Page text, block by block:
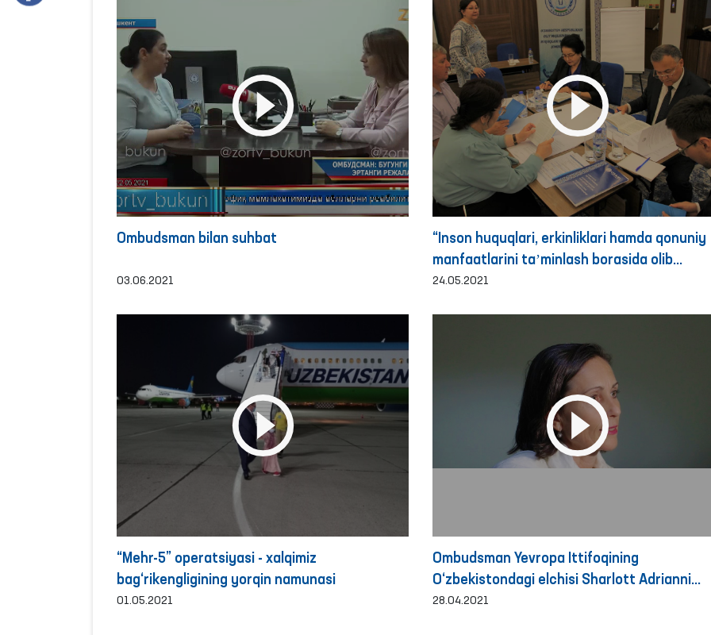
Ombudsman bilan suhbat
03.06.2021
“Inson huquqlari, erkinliklari hamda qonuniy
manfaatlarini taʼminlash borasida olib
borilayotgan islohotlarda Ombudsmanning
24.05.2021
“Mehr-5” operatsiyasi - xalqimiz
bag‘rikengligining yorqin namunasi
01.05.2021
Ombudsman Yevropa Ittifoqining
O‘zbekistondagi elchisi Sharlott Adrianni
qabul qildi
28.04.2021